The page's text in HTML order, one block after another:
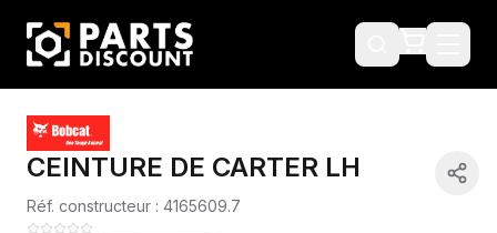
CEINTURE DE CARTER LH
Réf. constructeur : 4165609.7